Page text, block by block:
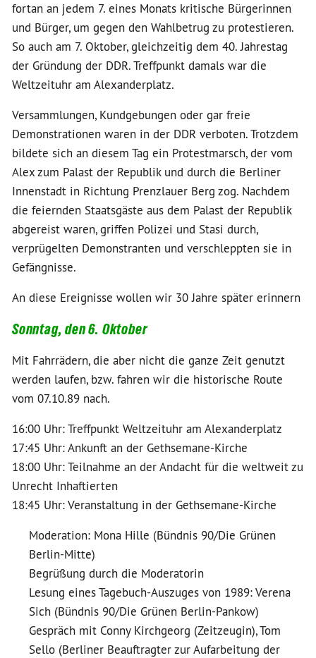
fortan an jedem 7. eines Monats kritische Bürgerinnen
und Bürger, um gegen den Wahlbetrug zu protestieren.
So auch am 7. Oktober, gleichzeitig dem 40. Jahrestag
der Gründung der DDR. Treffpunkt damals war die
Weltzeituhr am Alexanderplatz.
Versammlungen, Kundgebungen oder gar freie
Demonstrationen waren in der DDR verboten. Trotzdem
bildete sich an diesem Tag ein Protestmarsch, der vom
Alex zum Palast der Republik und durch die Berliner
Innenstadt in Richtung Prenzlauer Berg zog. Nachdem
die feiernden Staatsgäste aus dem Palast der Republik
abgereist waren, griffen Polizei und Stasi durch,
verprügelten Demonstranten und verschleppten sie in
Gefängnisse.
An diese Ereignisse wollen wir 30 Jahre später erinnern
Sonntag, den 6. Oktober
Mit Fahrrädern, die aber nicht die ganze Zeit genutzt
werden laufen, bzw. fahren wir die historische Route
vom 07.10.89 nach.
16:00 Uhr: Treffpunkt Weltzeituhr am Alexanderplatz
17:45 Uhr: Ankunft an der Gethsemane-Kirche
18:00 Uhr: Teilnahme an der Andacht für die weltweit zu
Unrecht Inhaftierten
18:45 Uhr: Veranstaltung in der Gethsemane-Kirche
Moderation: Mona Hille (Bündnis 90/Die Grünen
Berlin-Mitte)
Begrüßung durch die Moderatorin
Lesung eines Tagebuch-Auszuges von 1989: Verena
Sich (Bündnis 90/Die Grünen Berlin-Pankow)
Gespräch mit Conny Kirchgeorg (Zeitzeugin), Tom
Sello (Berliner Beauftragter zur Aufarbeitung der